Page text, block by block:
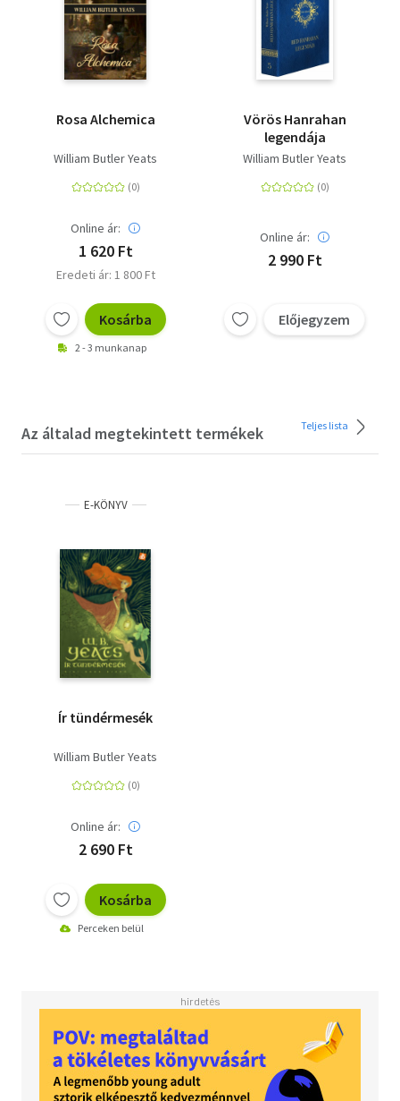
Rosa Alchemica
William Butler Yeats
Online ár:
1 620 Ft
Eredeti ár: 1 800 Ft
Kosárba
2 - 3 munkanap
Vörös Hanrahan
legendája
William Butler Yeats
Online ár:
2 990 Ft
Előjegyzem
Az általad megtekintett termékek Teljes lista
E-KÖNYV
Ír tündérmesék
William Butler Yeats
Online ár:
2 690 Ft
Kosárba
Perceken belül